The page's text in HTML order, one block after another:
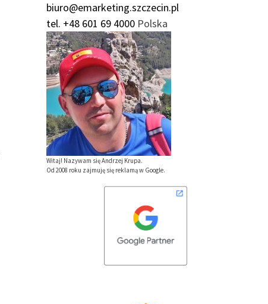
biuro@emarketing.szczecin.pl
tel. +48 601 69 4000Polska
Witaj! Nazywam się Andrzej Krupa.
Od 2008 roku zajmuję się reklamą w Google.